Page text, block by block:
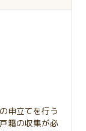
申立てを行う
籍の収集が必